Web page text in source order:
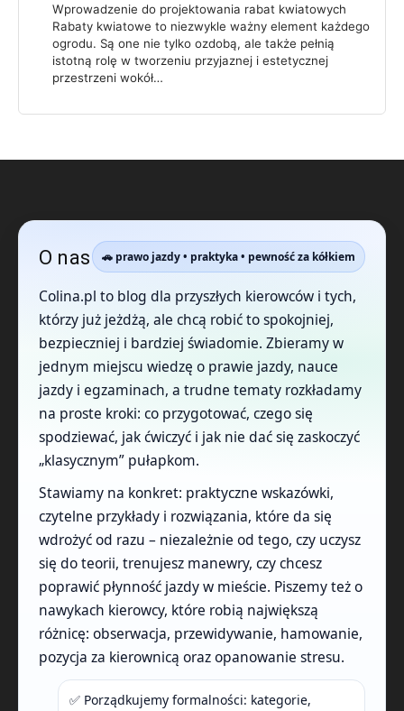
Wprowadzenie do projektowania rabat kwiatowych
Rabaty kwiatowe to niezwykle ważny element każdego
ogrodu. Są one nie tylko ozdobą, ale także pełnią
istotną rolę w tworzeniu przyjaznej i estetycznej
przestrzeni wokół…
O nas 🚗 prawo jazdy • praktyka • pewność za kółkiem
Colina.pl to blog dla przyszłych kierowców i tych,
którzy już jeżdżą, ale chcą robić to spokojniej,
bezpieczniej i bardziej świadomie. Zbieramy w
jednym miejscu wiedzę o prawie jazdy, nauce
jazdy i egzaminach, a trudne tematy rozkładamy
na proste kroki: co przygotować, czego się
spodziewać, jak ćwiczyć i jak nie dać się zaskoczyć
„klasycznym” pułapkom.
Stawiamy na konkret: praktyczne wskazówki,
czytelne przykłady i rozwiązania, które da się
wdrożyć od razu – niezależnie od tego, czy uczysz
się do teorii, trenujesz manewry, czy chcesz
poprawić płynność jazdy w mieście. Piszemy też o
nawykach kierowcy, które robią największą
różnicę: obserwacja, przewidywanie, hamowanie,
pozycja za kierownicą oraz opanowanie stresu.
✅ Porządkujemy formalności: kategorie,